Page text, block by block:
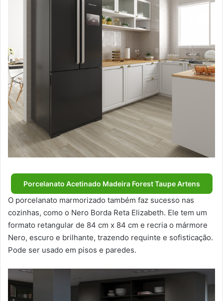
Porcelanato Acetinado Madeira Forest Taupe Artens
O porcelanato marmorizado também faz sucesso nas
cozinhas, como o Nero Borda Reta Elizabeth. Ele tem um
formato retangular de 84 cm x 84 cm e recria o mármore
Nero, escuro e brilhante, trazendo requinte e sofisticação.
Pode ser usado em pisos e paredes.